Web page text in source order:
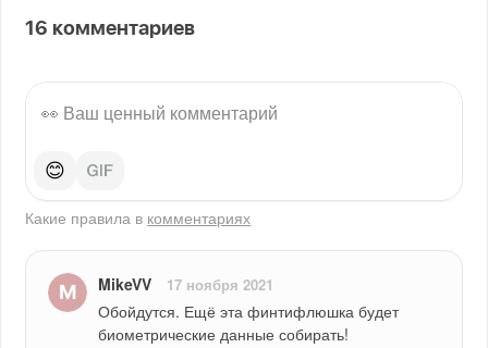
16 комментариев
😊
Какие правила в комментариях
MikeVV 17 ноября 2021
Обойдутся. Ещё эта финтифлюшка будет
биометрические данные собирать!